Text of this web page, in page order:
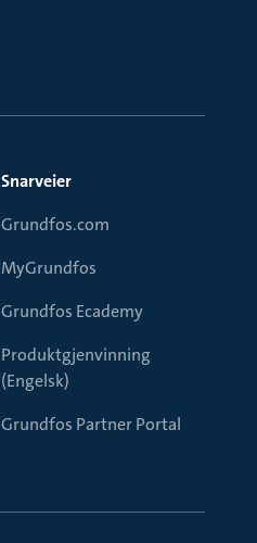
Snarveier
Grundfos.com
MyGrundfos
Grundfos Ecademy
Produktgjenvinning
(Engelsk)
Grundfos Partner Portal